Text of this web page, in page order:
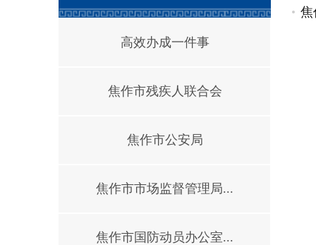
高效办成一件事
焦作市残疾人联合会
焦作市公安局
焦作市市场监督管理局...
焦作市国防动员办公室...
焦